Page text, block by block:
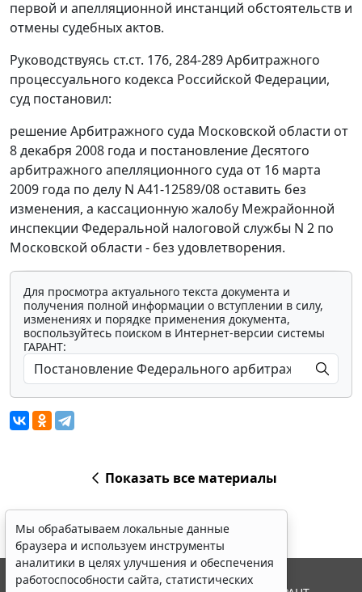
первой и апелляционной инстанций обстоятельств и
отмены судебных актов.
Руководствуясь ст.ст. 176, 284-289Арбитражного
процессуального кодекса Российской Федерации,
суд постановил:
решение Арбитражного суда Московской области от
8 декабря 2008 года и постановлениеДесятого
арбитражного апелляционного суда от 16 марта
2009 года по делу N А41-12589/08 оставить без
изменения, а кассационную жалобу Межрайонной
инспекции Федеральной налоговой службы N 2 по
Московской области - без удовлетворения.
Для просмотра актуального текста документа и
получения полной информации о вступлении в силу,
изменениях и порядке применения документа,
воспользуйтесь поиском в Интернет-версии системы
ГАРАНТ:
Показать все материалы
Мы обрабатываем локальные данные
браузера и используем инструменты
аналитики в целях улучшения и обеспечения
работоспособности сайта, статистических